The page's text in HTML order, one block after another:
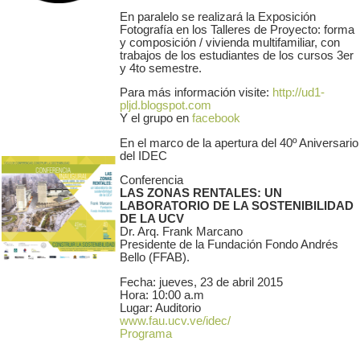
En paralelo se realizará la Exposición
Fotografía en los Talleres de Proyecto: forma
y composición / vivienda multifamiliar, con
trabajos de los estudiantes de los cursos 3er
y 4to semestre.
Para más información visite: http://ud1-
pljd.blogspot.com
Y el grupo en facebook
En el marco de la apertura del 40º Aniversario
del IDEC
Conferencia
LAS ZONAS RENTALES: UN
LABORATORIO DE LA SOSTENIBILIDAD
DE LA UCV
Dr. Arq. Frank Marcano
Presidente de la Fundación Fondo Andrés
Bello (FFAB).
Fecha: jueves, 23 de abril 2015
Hora: 10:00 a.m
Lugar: Auditorio
www.fau.ucv.ve/idec/
Programa